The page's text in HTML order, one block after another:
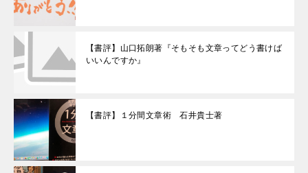
【書評】山口拓朗著『そもそも文章ってどう書けば
いいんですか』
【書評】１分間文章術 石井貴士著